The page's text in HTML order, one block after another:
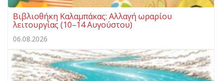
Βιβλιοθήκη Καλαμπάκας: Αλλαγή ωραρίου
λειτουργίας (10–14 Αυγούστου)
06.08.2026